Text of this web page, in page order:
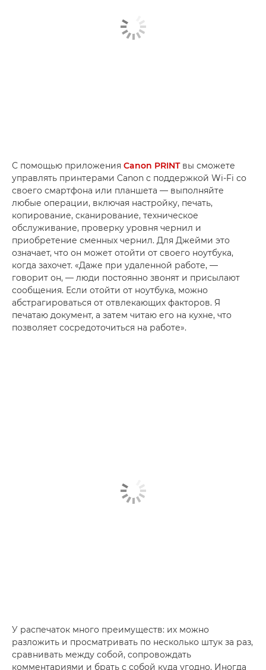
С помощью приложения Canon PRINTвы сможете
управлять принтерами Canon с поддержкой Wi-Fi со
своего смартфона или планшета — выполняйте
любые операции, включая настройку, печать,
копирование, сканирование, техническое
обслуживание, проверку уровня чернил и
приобретение сменных чернил. Для Джейми это
означает, что он может отойти от своего ноутбука,
когда захочет. «Даже при удаленной работе, —
говорит он, — люди постоянно звонят и присылают
сообщения. Если отойти от ноутбука, можно
абстрагироваться от отвлекающих факторов. Я
печатаю документ, а затем читаю его на кухне, что
позволяет сосредоточиться на работе».
У распечаток много преимуществ: их можно
разложить и просматривать по несколько штук за раз,
сравнивать между собой, сопровождать
комментариями и брать с собой куда угодно. Иногда